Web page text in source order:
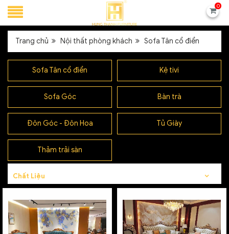
0
Trang chủ Nội thất phòng khách Sofa Tân cổ điển
Sofa Tân cổ điển Kệ tivi
Sofa Góc Bàn trà
Đôn Góc - Đôn Hoa Tủ Giày
Thảm trải sàn
Chất Liệu